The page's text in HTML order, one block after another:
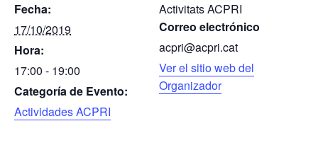
Fecha:
17/10/2019
Hora:
17:00 - 19:00
Categoría de Evento:
Actividades ACPRI
Activitats ACPRI
Correo electrónico
acpri@acpri.cat
Ver el sitio web del
Organizador